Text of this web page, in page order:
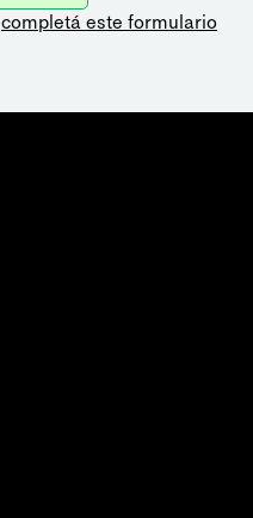
completá este formulario